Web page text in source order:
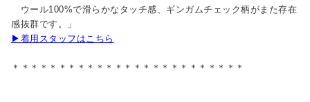
ウール100%で滑らかなタッチ感、ギンガムチェック柄がまた存在
感抜群です。」
▶着用スタッフはこちら
＊＊＊＊＊＊＊＊＊＊＊＊＊＊＊＊＊＊＊＊＊＊＊＊＊